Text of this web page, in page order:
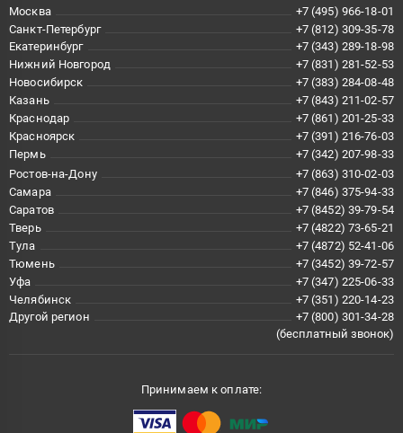
Москва
+7 (495) 966-18-01
Санкт-Петербург
+7 (812) 309-35-78
Екатеринбург
+7 (343) 289-18-98
Нижний Новгород
+7 (831) 281-52-53
Новосибирск
+7 (383) 284-08-48
Казань
+7 (843) 211-02-57
Краснодар
+7 (861) 201-25-33
Красноярск
+7 (391) 216-76-03
Пермь
+7 (342) 207-98-33
Ростов-на-Дону
+7 (863) 310-02-03
Самара
+7 (846) 375-94-33
Саратов
+7 (8452) 39-79-54
Тверь
+7 (4822) 73-65-21
Тула
+7 (4872) 52-41-06
Тюмень
+7 (3452) 39-72-57
Уфа
+7 (347) 225-06-33
Челябинск
+7 (351) 220-14-23
Другой регион
+7 (800) 301-34-28
(бесплатный звонок)
Принимаем к оплате: